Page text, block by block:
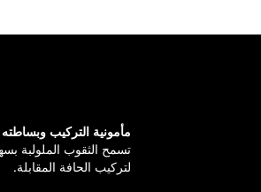
مأمونية التركيب وبساطته
تسمح الثقوب الملولبة
لتركيب الحافة المقابلة.